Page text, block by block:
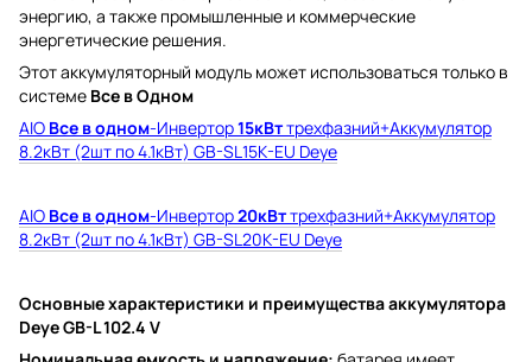
энергию, а также промышленные и коммерческие
энергетические решения.
Этот аккумуляторный модуль может использоваться только в
системе Все в Одном
AIO Все в одном-Инвертор15кВттрехфазний+Аккумулятор
8.2кВт (2шт по 4.1кВт) GB-SL15K-EU Deye
AIO Все в одном-Инвертор20кВттрехфазний+Аккумулятор
8.2кВт (2шт по 4.1кВт) GB-SL20K-EU Deye
Основные характеристики и преимущества аккумулятора
Deye GB-L 102.4 V